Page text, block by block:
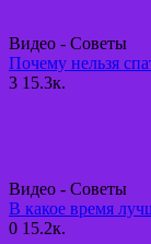
Видео - Советы
Почему нельзя
3 15.3к.
Видео - Советы
В какое время
0 15.2к.